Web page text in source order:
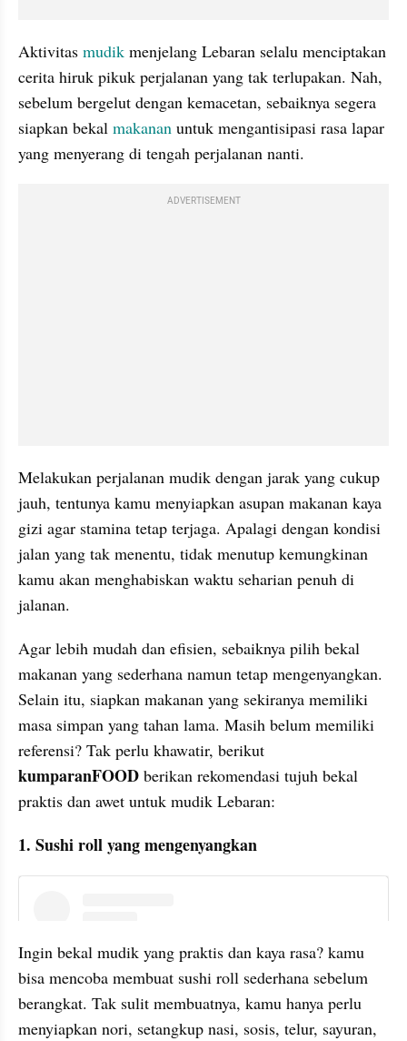
Aktivitas mudik menjelang Lebaran selalu menciptakan
cerita hiruk pikuk perjalanan yang tak terlupakan. Nah,
sebelum bergelut dengan kemacetan, sebaiknya segera
siapkan bekal makanan untuk mengantisipasi rasa lapar
yang menyerang di tengah perjalanan nanti.
ADVERTISEMENT
Melakukan perjalanan mudik dengan jarak yang cukup
jauh, tentunya kamu menyiapkan asupan makanan kaya
gizi agar stamina tetap terjaga. Apalagi dengan kondisi
jalan yang tak menentu, tidak menutup kemungkinan
kamu akan menghabiskan waktu seharian penuh di
jalanan.
Agar lebih mudah dan efisien, sebaiknya pilih bekal
makanan yang sederhana namun tetap mengenyangkan.
Selain itu, siapkan makanan yang sekiranya memiliki
masa simpan yang tahan lama. Masih belum memiliki
kumparanFOOD berikan rekomendasi tujuh bekal
praktis dan awet untuk mudik Lebaran:
1. Sushi roll yang mengenyangkan
Ingin bekal mudik yang praktis dan kaya rasa? kamu
bisa mencoba membuat sushi roll sederhana sebelum
berangkat. Tak sulit membuatnya, kamu hanya perlu
menyiapkan nori, setangkup nasi, sosis, telur, sayuran,